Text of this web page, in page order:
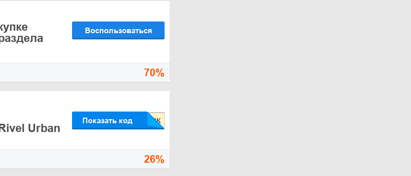
Воспользоваться
70%
Urban
Показать код
26%